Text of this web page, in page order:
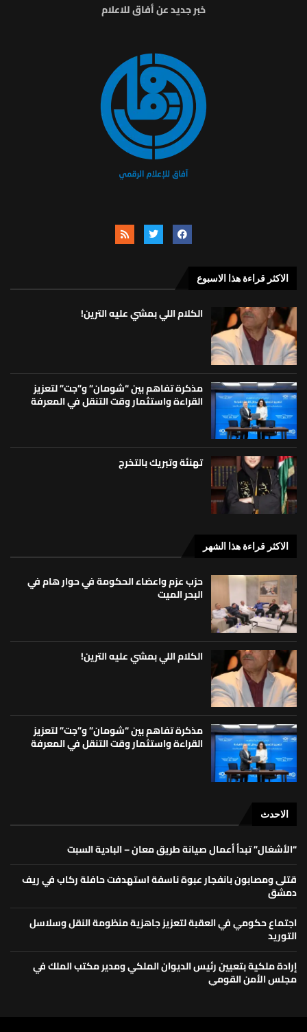
خبر جديد عن أفاق للاعلام
الاكثر قراءة هذا الاسبوع
الكلام اللي بمشي عليه الترين!
مذكرة تفاهم بين “شومان” و”جت” لتعزيز
القراءة واستثمار وقت التنقل في المعرفة
تهنئة وتبريك بالتخرج
الاكثر قراءة هذا الشهر
حزب عزم واعضاء الحكومة في حوار هام في
البحر الميت
الكلام اللي بمشي عليه الترين!
مذكرة تفاهم بين “شومان” و”جت” لتعزيز
القراءة واستثمار وقت التنقل في المعرفة
الاحدث
“الأشغال” تبدأ أعمال صيانة طريق معان – البادية السبت
قتلى ومصابون بانفجار عبوة ناسفة استهدفت حافلة ركاب في ريف
دمشق
اجتماع حكومي في العقبة لتعزيز جاهزية منظومة النقل وسلاسل
التوريد
إرادة ملكية بتعيين رئيس الديوان الملكي ومدير مكتب الملك في
مجلس الأمن القومي